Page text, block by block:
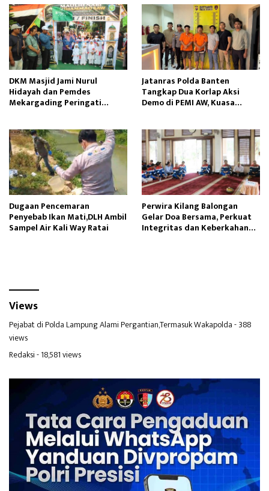
DKM Masjid Jami Nurul
Hidayah dan Pemdes
Mekargading Peringati
Jatanras Polda Banten
Tangkap Dua Korlap Aksi
Demo di PEMI AW, Kuasa
Dugaan Pencemaran
Penyebab Ikan Mati,DLH Ambil
Sampel Air Kali Way Ratai
Perwira Kilang Balongan
Gelar Doa Bersama, Perkuat
Integritas dan Keberkahan
Views
Pejabat di Polda Lampung Alami Pergantian,Termasuk Wakapolda- 388
views
Redaksi- 18,581 views